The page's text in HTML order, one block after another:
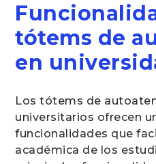
tótems de
en
Los tótems de
universitarios ofrecen
funcionalidades que
académica de los